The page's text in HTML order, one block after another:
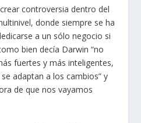
controversia dentro del
donde siempre se ha
a un sólo negocio si
bien decía Darwin “no
fuertes y más inteligentes,
adaptan a los cambios” y
de que nos vayamos